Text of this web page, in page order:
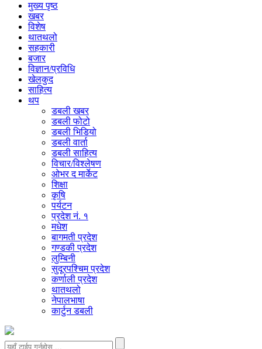
मुख्य पृष्ठ
खबर
विशेष
थातथलो
सहकारी
बजार
विज्ञान/प्रविधि
खेलकुद
साहित्य
थप
डबली खबर
डबली फोटो
डबली भिडियो
डबली वार्ता
डबली साहित्य
विचार/विश्‍लेषण
ओभर द मार्केट
शिक्षा
कृषि
पर्यटन
प्रदेश नं. १
मधेश
बागमती प्रदेश
गण्डकी प्रदेश
लुम्बिनी
सुदूरपश्चिम प्रदेश
कर्णाली प्रदेश
थातथलो
नेपालभाषा
कार्टुन डबली